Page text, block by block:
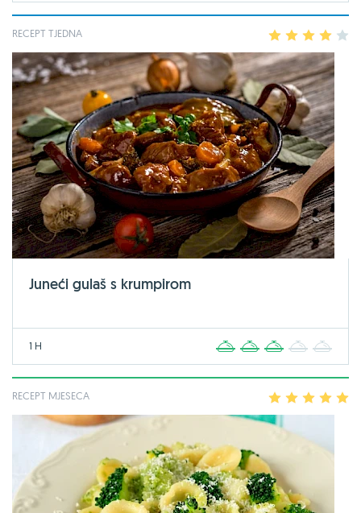
RECEPT TJEDNA 2 3 4
Juneći gulaš s krumpirom
1 H 2 3 4
RECEPT MJESECA 2 3 4